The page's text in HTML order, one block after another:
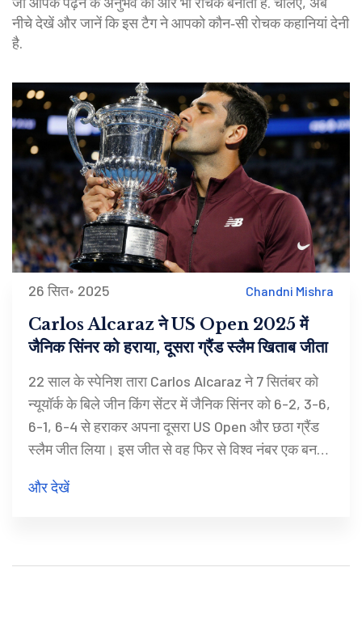
नीचे देखें और जानें कि इस टैग ने आपको कौन‑सी रोचक कहानियां देनी
है.
26 सित॰ 2025 Chandni Mishra
Carlos Alcaraz ने US Open 2025 में
जैनिक सिंनर को हराया, दूसरा ग्रैंड स्लैम खिताब जीता
22 साल के स्पेनिश तारा Carlos Alcaraz ने 7 सितंबर को
न्यूयॉर्क के बिले जीन किंग सेंटर में जैनिक सिंनर को 6-2, 3-6,
6-1, 6-4 से हराकर अपना दूसरा US Open और छठा ग्रैंड
स्लैम जीत लिया। इस जीत से वह फिर से विश्व नंबर एक बन
टॉप‑टू‑टॉप टक्कर ने टेनिस प्रेमियों को चार सेटों का रोमांच
और देखें